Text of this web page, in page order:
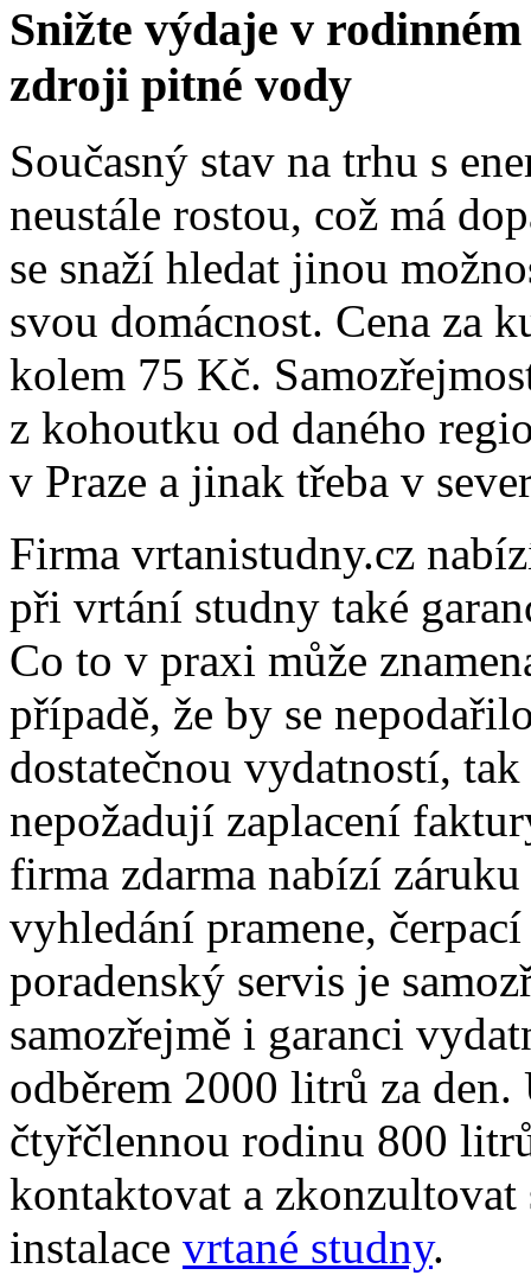
Snižte výdaje v
zdroji pitné vody
Současný stav na trhu s
neustále rostou, což má
se snaží hledat jinou
svou domácnost. Cena za
kolem 75 Kč.
z kohoutku od daného
v Praze a jinak třeba v
Firma vrtanistudny.cz
při vrtání studny také
Co to v praxi může
případě, že by se
dostatečnou vydatností,
nepožadují zaplacení
firma zdarma nabízí
vyhledání pramene,
poradenský servis je
samozřejmě i garanci
odběrem 2000 litrů za
čtyřčlennou rodinu 800
kontaktovat a
instalace vrtané studny.